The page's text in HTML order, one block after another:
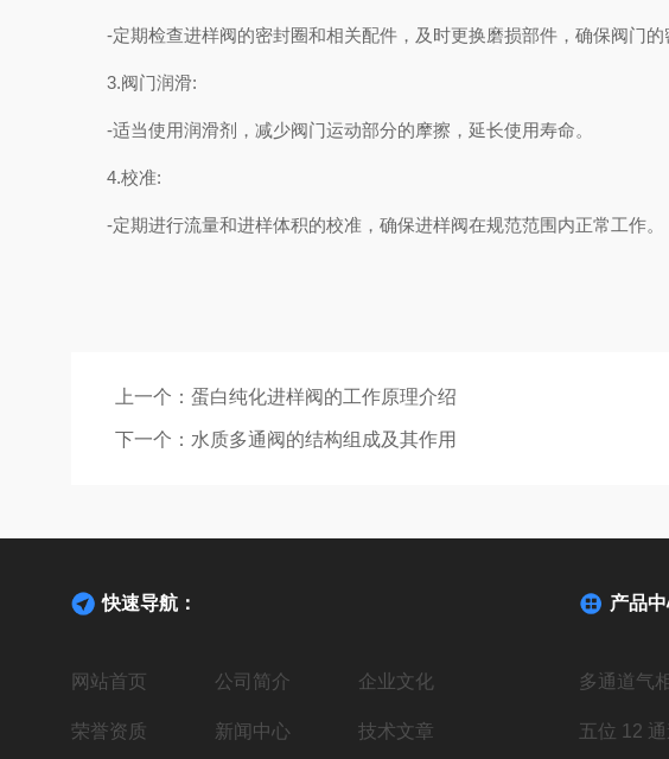
-定期检查进样阀的密封圈和相关配件，及时更换磨损部件，确保阀门的
3.阀门润滑:
-适当使用润滑剂，减少阀门运动部分的摩擦，延长使用寿命。
4.校准:
-定期进行流量和进样体积的校准，确保进样阀在规范范围内正常工作。
上一个： 蛋白纯化进样阀的工作原理介绍
下一个： 水质多通阀的结构组成及其作用
快速导航：
网站首页 公司简介 企业文化
荣誉资质 新闻中心 技术文章
产品中
五位 12